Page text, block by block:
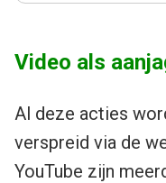
Video als
Al deze acties
verspreid via de
YouTube zijn